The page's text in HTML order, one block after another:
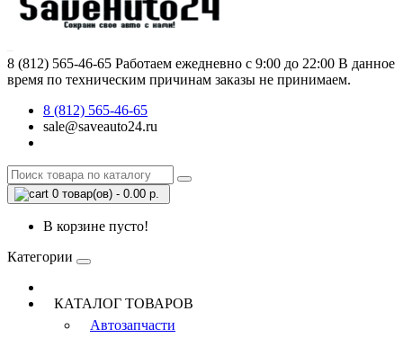
8 (812) 565-46-65 Работаем ежедневно с 9:00 до 22:00 В данное
время по техническим причинам заказы не принимаем.
8 (812) 565-46-65
sale@saveauto24.ru
0 товар(ов) - 0.00 р.
В корзине пусто!
Категории
КАТАЛОГ ТОВАРОВ
Автозапчасти